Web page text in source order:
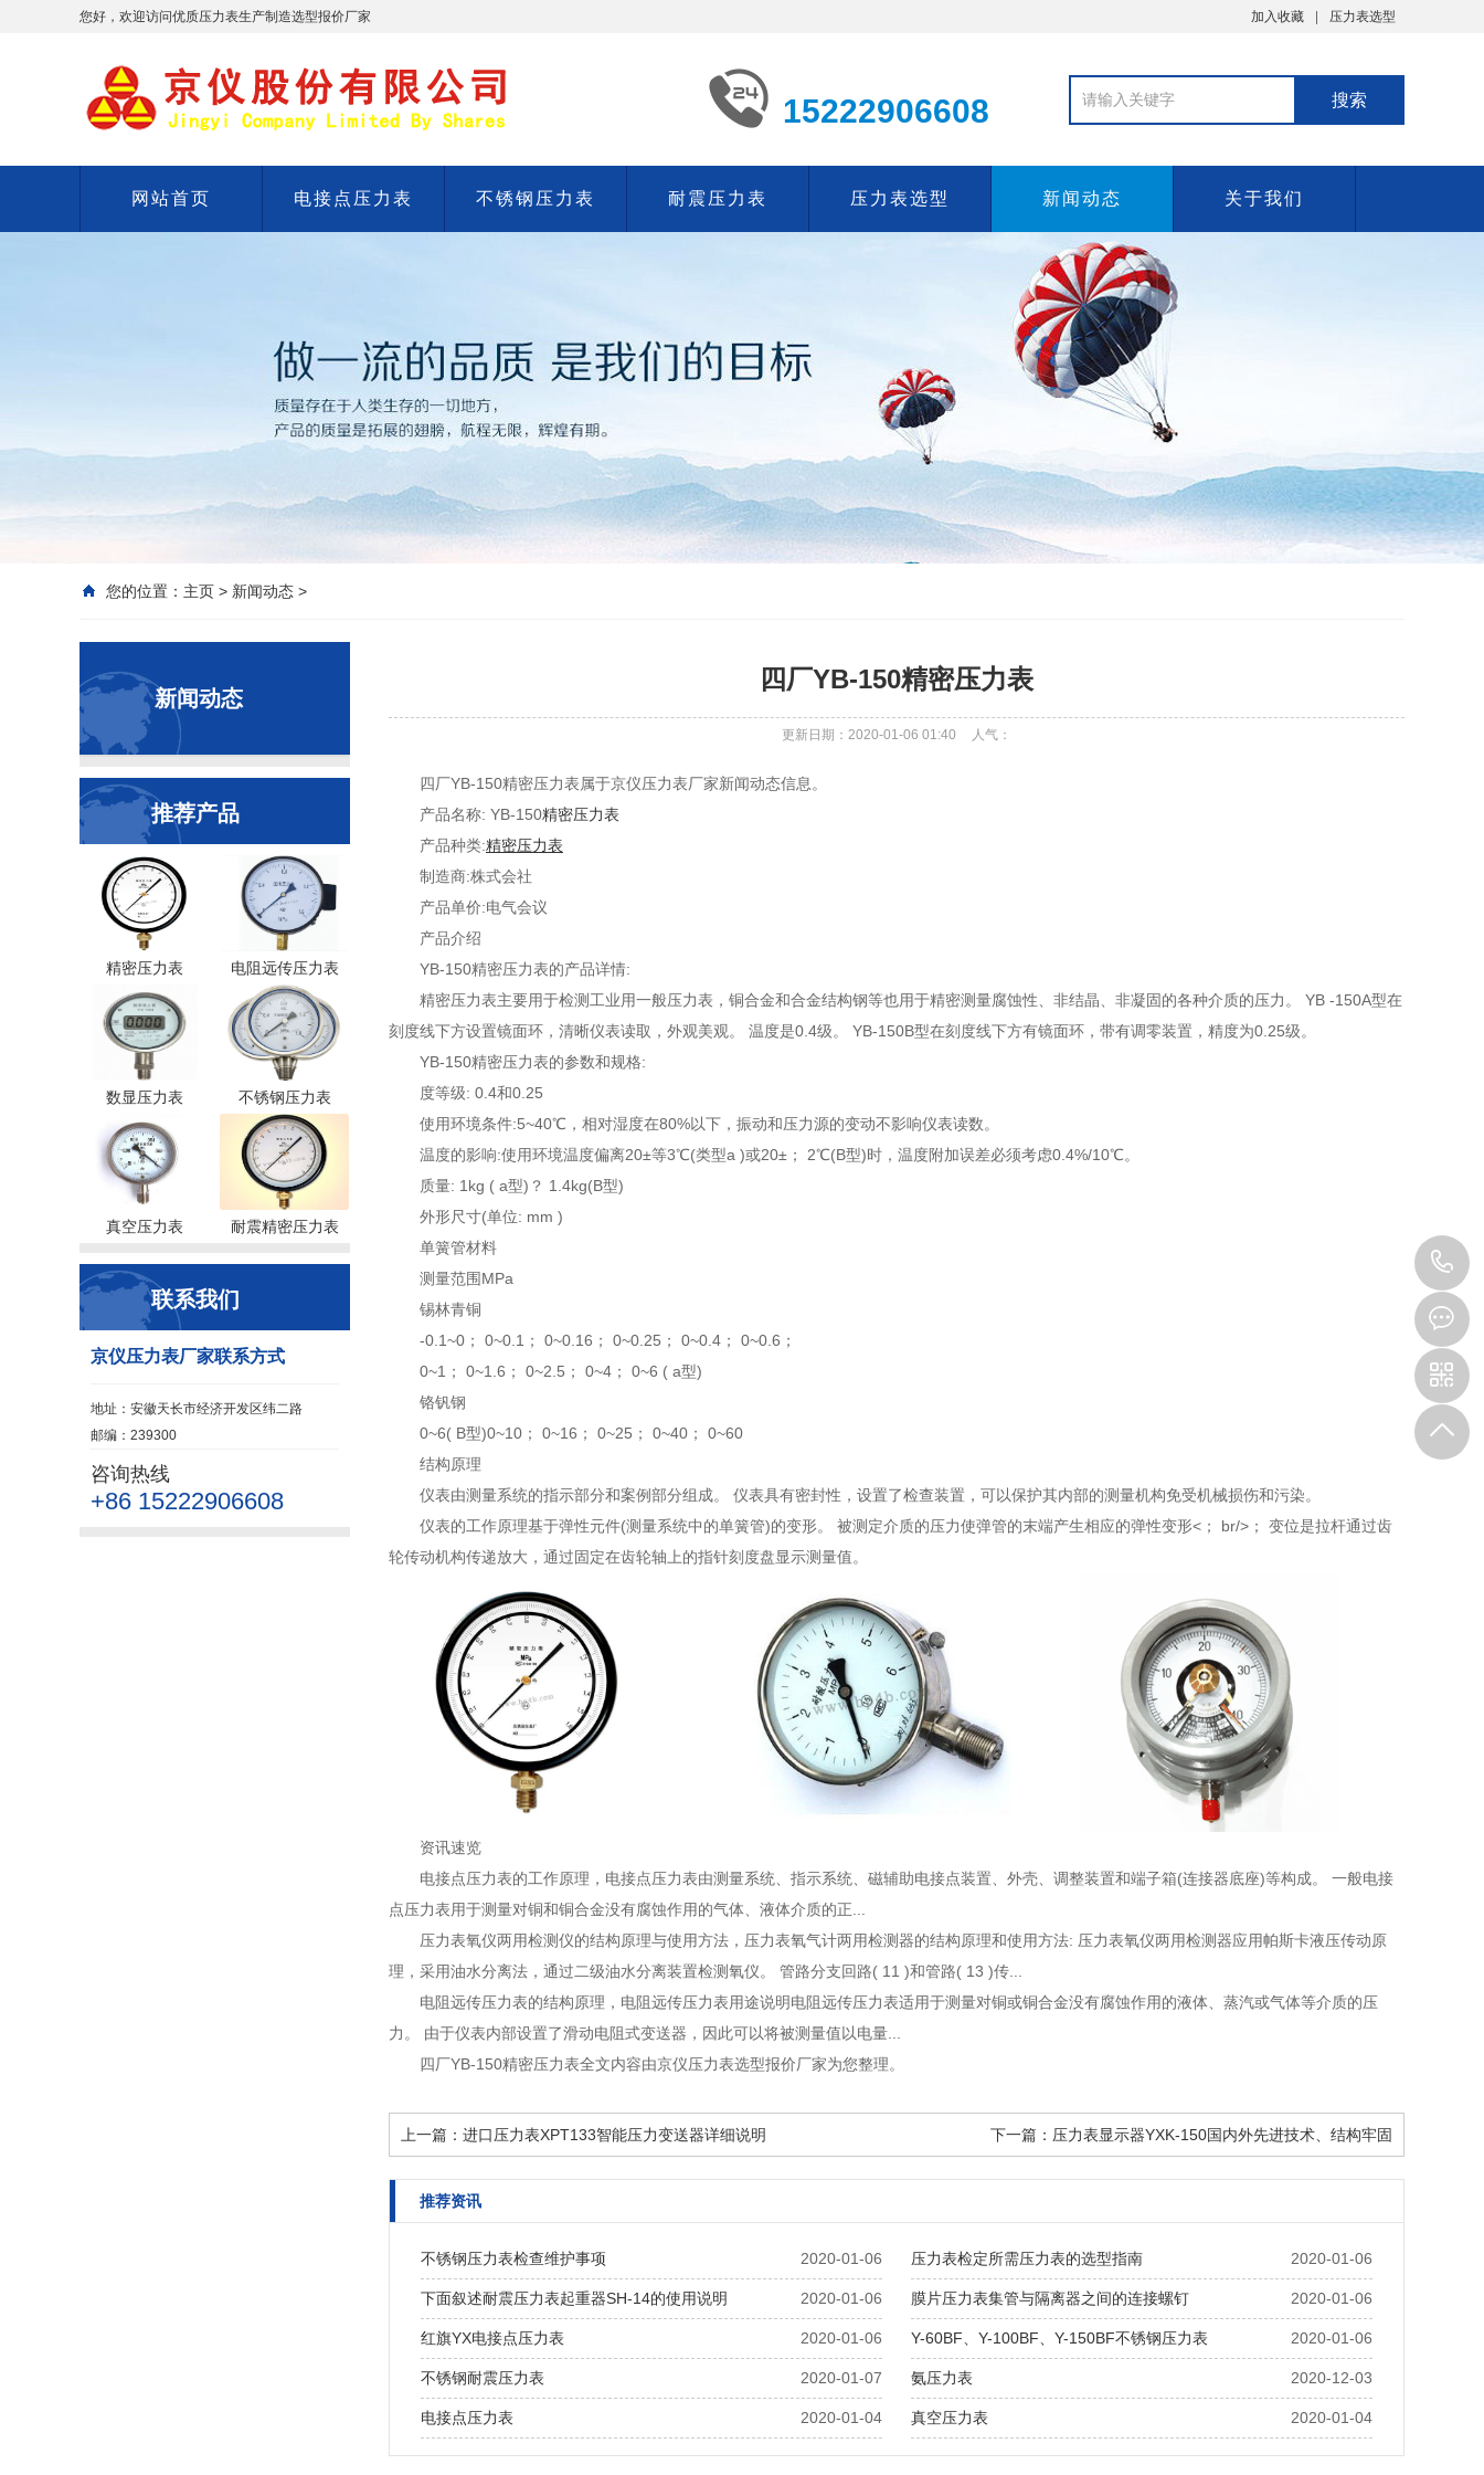
您好，欢迎访问优质压力表生产制造选型报价厂家 加入收藏 压力表选型
15222906608
网站首页 电接点压力表 不锈钢压力表 耐震压力表 压力表选型 新闻动态 关于我们
您的位置： 主页 > 新闻动态 >
新闻动态
推荐产品
精密压力表 电阻远传压力表
数显压力表 不锈钢压力表
真空压力表 耐震精密压力表
联系我们
京仪压力表厂家联系方式
地址：安徽天长市经济开发区纬二路
邮编：239300
咨询热线
+86 15222906608
四厂YB-150精密压力表
更新日期：2020-01-06 01:40 人气：
四厂YB-150精密压力表属于京仪压力表厂家新闻动态信息。
产品名称: YB-150精密压力表
产品种类:精密压力表
制造商:株式会社
产品单价:电气会议
产品介绍
YB-150精密压力表的产品详情:
精密压力表主要用于检测工业用一般压力表，铜合金和合金结构钢等也用于精密测量腐蚀性、非结晶、非凝固的各种介质的压力。 YB -150A型在
刻度线下方设置镜面环，清晰仪表读取，外观美观。 温度是0.4级。 YB-150B型在刻度线下方有镜面环，带有调零装置，精度为0.25级。
YB-150精密压力表的参数和规格:
度等级: 0.4和0.25
使用环境条件:5~40℃，相对湿度在80%以下，振动和压力源的变动不影响仪表读数。
温度的影响:使用环境温度偏离20±等3℃(类型a )或20±； 2℃(B型)时，温度附加误差必须考虑0.4%/10℃。
质量: 1kg ( a型)？ 1.4kg(B型)
外形尺寸(单位: mm )
单簧管材料
测量范围MPa
锡林青铜
-0.1~0； 0~0.1； 0~0.16； 0~0.25； 0~0.4； 0~0.6；
0~1； 0~1.6； 0~2.5； 0~4； 0~6 ( a型)
铬钒钢
0~6( B型)0~10； 0~16； 0~25； 0~40； 0~60
结构原理
仪表由测量系统的指示部分和案例部分组成。 仪表具有密封性，设置了检查装置，可以保护其内部的测量机构免受机械损伤和污染。
仪表的工作原理基于弹性元件(测量系统中的单簧管)的变形。 被测定介质的压力使弹管的末端产生相应的弹性变形<； br/>； 变位是拉杆通过齿
轮传动机构传递放大，通过固定在齿轮轴上的指针刻度盘显示测量值。
资讯速览
电接点压力表的工作原理 ，电接点压力表由测量系统、指示系统、磁辅助电接点装置、外壳、调整装置和端子箱(连接器底座)等构成。 一般电接
点压力表用于测量对铜和铜合金没有腐蚀作用的气体、液体介质的正...
压力表氧仪两用检测仪的结构原理与使用方法 ，压力表氧气计两用检测器的结构原理和使用方法: 压力表氧仪两用检测器应用帕斯卡液压传动原
理，采用油水分离法，通过二级油水分离装置检测氧仪。 管路分支回路( 11 )和管路( 13 )传...
电阻远传压力表的结构原理 ，电阻远传压力表用途说明电阻远传压力表适用于测量对铜或铜合金没有腐蚀作用的液体、蒸汽或气体等介质的压
力。 由于仪表内部设置了滑动电阻式变送器，因此可以将被测量值以电量...
四厂YB-150精密压力表全文内容由京仪压力表选型报价厂家为您整理。
上一篇： 进口压力表XPT133智能压力变送器详细说明 下一篇： 压力表显示器YXK-150国内外先进技术、结构牢固
推荐资讯
2020-01-06
不锈钢压力表检查维护事项 2020-01-06
压力表检定所需压力表的选型指南
2020-01-06
下面叙述耐震压力表起重器SH-14的使用说明 2020-01-06
膜片压力表集管与隔离器之间的连接螺钉
2020-01-06
红旗YX电接点压力表 2020-01-06
Y-60BF、Y-100BF、Y-150BF不锈钢压力表
2020-01-07
不锈钢耐震压力表 2020-12-03
氨压力表
2020-01-04
电接点压力表 2020-01-04
真空压力表